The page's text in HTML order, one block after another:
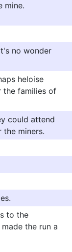
mine.
no wonder
heloise
the families of
could attend
miners.
to the
the run a